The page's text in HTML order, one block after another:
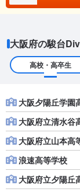
大阪府の駿台
高校・高卒生
大阪夕陽丘学園
大阪府立清水谷
大阪府立山本高
浪速高等学校
大阪府立夕陽丘